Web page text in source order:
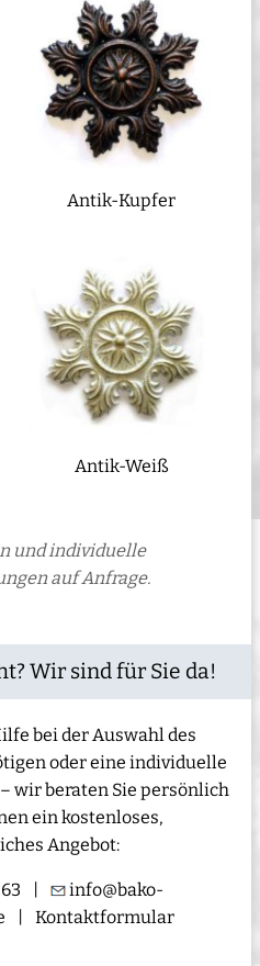
Antik-Kupfer
Antik-Weiß
und individuelle
auf Anfrage.
Wir sind für Sie da!
bei der Auswahl des
oder eine individuelle
wir beraten Sie persönlich
ein kostenloses,
Angebot:
|
info@bako-
| Kontaktformular